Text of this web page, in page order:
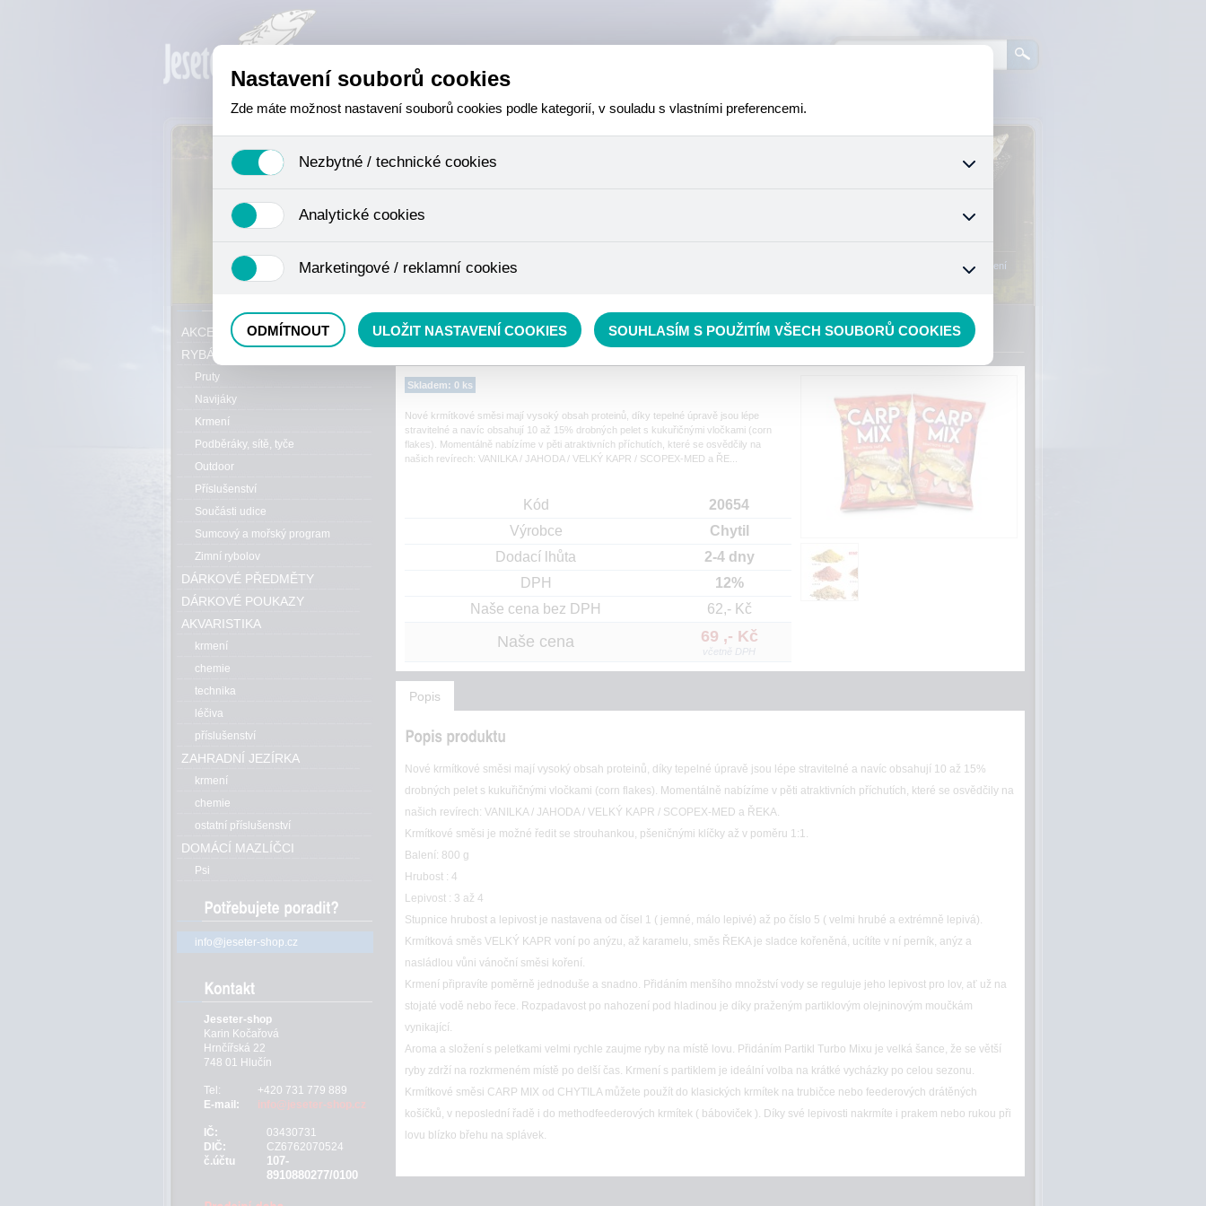
Přihlášení
RYBÁŘSKÝ SORTIMENT»
Skladem: 0 ks
Nové krmítkové směsi mají vysoký obsah proteinů, díky tepelné úpravě jsou lépe
stravitelné a navíc obsahují 10 až 15% drobných pelet s kukuřičnými vločkami (corn
flakes). Momentálně nabízíme v pěti atraktivních příchutích, které se osvědčily na
našich revírech: VANILKA / JAHODA / VELKÝ KAPR / SCOPEX-MED a ŘE...
Kód
20654
Výrobce
Chytil
Dodací lhůta
2-4 dny
DPH
12%
Naše cena bez DPH
62,- Kč
Naše cena 69 ,- Kč
včetně DPH
Popis
Nové krmítkové směsi mají vysoký obsah proteinů, díky tepelné úpravě jsou lépe stravitelné a navíc obsahují 10 až 15%
drobných pelet s kukuřičnými vločkami (corn flakes). Momentálně nabízíme v pěti atraktivních příchutích, které se osvědčily na
našich revírech: VANILKA / JAHODA / VELKÝ KAPR / SCOPEX-MED a ŘEKA.
Krmítkové směsi je možné ředit se strouhankou, pšeničnými klíčky až v poměru 1:1.
Balení: 800 g
Hrubost : 4
Lepivost : 3 až 4
Stupnice hrubost a lepivost je nastavena od čísel 1 ( jemné, málo lepivé) až po číslo 5 ( velmi hrubé a extrémně lepivá).
Krmítková směs VELKÝ KAPR voní po anýzu, až karamelu, směs ŘEKA je sladce kořeněná, ucítíte v ní perník, anýz a
nasládlou vůni vánoční směsi koření.
Krmení připravíte poměrně jednoduše a snadno. Přidáním menšího množství vody se reguluje jeho lepivost pro lov, ať už na
stojaté vodě nebo řece. Rozpadavost po nahození pod hladinou je díky praženým partiklovým olejninovým moučkám
vynikající.
Aroma a složení s peletkami velmi rychle zaujme ryby na místě lovu. Přidáním Partikl Turbo Mixu je velká šance, že se větší
ryby zdrží na rozkrmeném místě po delší čas. Krmení s partiklem je ideální volba na krátké vycházky po celou sezonu.
Krmítkové směsi CARP MIX od CHYTILA můžete použít do klasických krmítek na trubičce nebo feederových drátěných
košíčků, v neposlední řadě i do methodfeederových krmítek ( báboviček ). Díky své lepivosti nakrmíte i prakem nebo rukou při
lovu blízko břehu na splávek.
AKCE, SLEVY, VÝPRODEJ
RYBÁŘSKÝ SORTIMENT
Pruty
Navijáky
Krmení
Podběráky, sítě, tyče
Outdoor
Příslušenství
Součásti udice
Sumcový a mořský program
Zimní rybolov
DÁRKOVÉ PŘEDMĚTY
DÁRKOVÉ POUKAZY
AKVARISTIKA
krmení
chemie
technika
léčiva
příslušenství
ZAHRADNÍ JEZÍRKA
krmení
chemie
ostatní příslušenství
DOMÁCÍ MAZLÍČCI
Psi
info@jeseter-shop.cz
Jeseter-shop
Karin Kočařová
Hrnčířská 22
748 01 Hlučín
Tel:
+420 731 779 889
E-mail:
info@jeseter-shop.cz
IČ:
03430731
DIČ:
CZ6762070524
č.účtu
107-
8910880277/0100
Nastavení souborů cookies
Zde máte možnost nastavení souborů cookies podle kategorií, v souladu s vlastními preferencemi.
Nezbytné / technické cookies
se mimo jiné k ukládání produktů v nákupním košíku, ovládání filtrů a také nastavení souhlasu s uživáním cookies. Pro tyto cookies
není zapotřebí Váš souhlas a není možné jej ani odebrat.
Analytické cookies
nejedná o osobní údaje, protože anonymizované cookies nelze přiřadit konkrétnímu uživateli. Proto nedokážeme zjistit navštívené
odkazy, prohlížené zboží apod.
Marketingové / reklamní cookies
ODMÍTNOUT ULOŽIT NASTAVENÍ COOKIES SOUHLASÍM S POUŽITÍM VŠECH SOUBORŮ COOKIES